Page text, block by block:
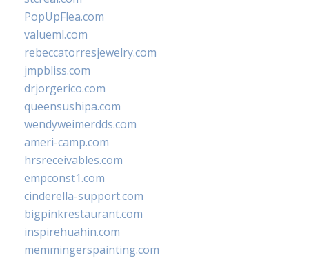
PopUpFlea.com
valueml.com
rebeccatorresjewelry.com
jmpbliss.com
drjorgerico.com
queensushipa.com
wendyweimerdds.com
ameri-camp.com
hrsreceivables.com
empconst1.com
cinderella-support.com
bigpinkrestaurant.com
inspirehuahin.com
memmingerspainting.com